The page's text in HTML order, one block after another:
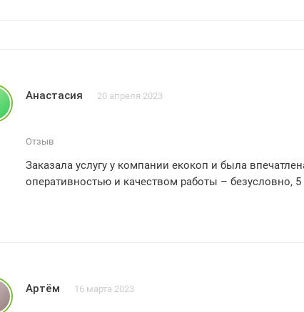
Анастасия 20 апреля 2023
Отзыв
Заказала услугу у компании екокоп и была
оперативностью и качеством работы – безусловно, 5
Артём 16 марта 2023